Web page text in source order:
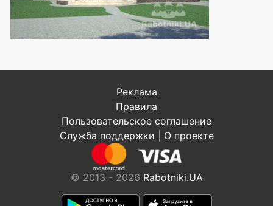
Реклама
Правила
Пользовательское соглашение
Служба поддержки
О проекте
© 2013 - 2026 Rabotniki.UA